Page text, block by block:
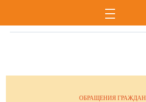
на главной странице
ОБРАЩЕНИЯ ГРАЖДАН